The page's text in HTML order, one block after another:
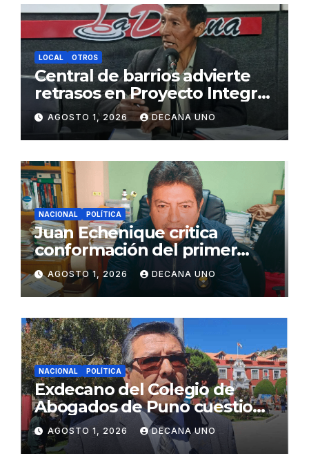
LOCAL OTROS
Central de barrios advierte
retrasos en Proyecto Integral
de Agua y Alcantarillado para
Juliaca
AGOSTO 1, 2026 DECANA UNO
NACIONAL POLÍTICA
Juan Echenique critica
conformación del primer
gabinete ministerial de Keiko
Fujimori
AGOSTO 1, 2026 DECANA UNO
NACIONAL POLÍTICA
Exdecano del Colegio de
Abogados de Puno cuestiona
propuestas sobre seguridad
ciudadana
AGOSTO 1, 2026 DECANA UNO